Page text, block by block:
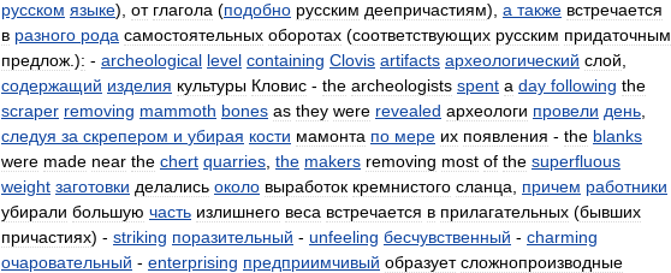
русском языке), от глагола (подобно русским деепричастиям), а также встречается
в разного рода самостоятельных оборотах (соответствующих русским придаточным
предлож .): - archeological level containing Clovis artifacts археологический слой
содержащий изделия культуры Кловис - the archeologists spent a day following the
scraper removing mammoth bones as they were revealed археологи провели день
следуя за скрепером и убирая кости мамонта по мере их появления - the blanks
were made near the chert quarries the makers removing most of the superfluous
weight заготовки делались около выработок кремнистого сланца причем работники
убирали большую часть излишнего веса встречается в прилагательных (бывших
причастиях) - striking поразительный - unfeeling бесчувственный - charming
очаровательный - enterprising предприимчивый образует сложнопроизводные